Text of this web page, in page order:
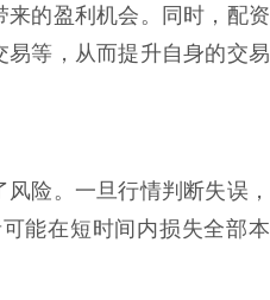
的盈利机会。同时，配资
等，从而提升自身的交易
险。一旦行情判断失误，
能在短时间内损失全部本